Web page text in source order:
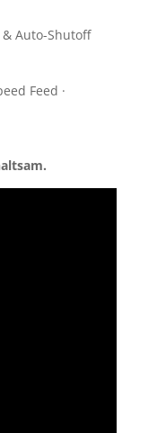
Auto-Shutoff
Feed ·